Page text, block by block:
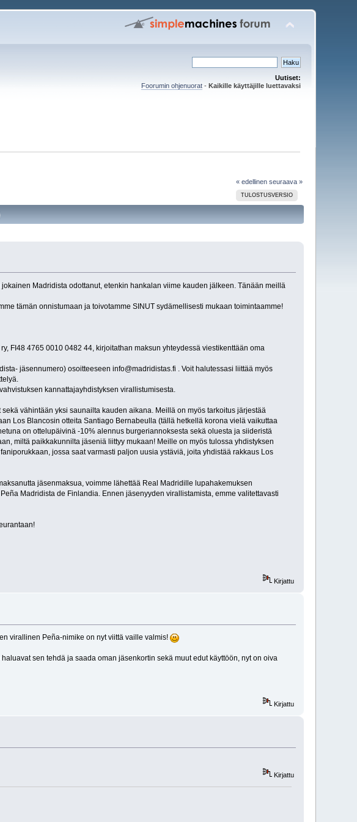
Uutiset:
Foorumin ohjenuorat- Kaikille käyttäjille luettavaksi
« edellinen seuraava »
TULOSTUSVERSIO
Madridista odottanut, etenkin hankalan viime kauden jälkeen. Tänään meillä
tämän onnistumaan ja toivotamme SINUT sydämellisesti mukaan toimintaamme!
FI48 4765 0010 0482 44, kirjoitathan maksun yhteydessä viestikenttään oma
jäsennumero) osoitteeseen info@madridistas.fi . Voit halutessasi liittää myös
kannattajayhdistyksen virallistumisesta.
vähintään yksi saunailta kauden aikana. Meillä on myös tarkoitus järjestää
Los Blancosin otteita Santiago Bernabeulla (tällä hetkellä korona vielä vaikuttaa
on ottelupäivinä -10% alennus burgeriannoksesta sekä oluesta ja siideristä
miltä paikkakunnilta jäseniä liittyy mukaan! Meille on myös tulossa yhdistyksen
jossa saat varmasti paljon uusia ystäviä, joita yhdistää rakkaus Los
jäsenmaksua, voimme lähettää Real Madridille lupahakemuksen
Madridista de Finlandia. Ennen jäsenyyden virallistamista, emme valitettavasti
Kirjattu
virallinen Peña-nimike on nyt viittä vaille valmis!
sen tehdä ja saada oman jäsenkortin sekä muut edut käyttöön, nyt on oiva
Kirjattu
Kirjattu